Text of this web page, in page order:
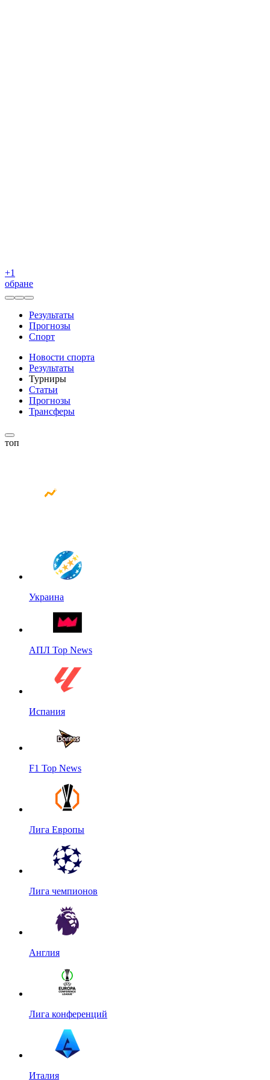
+1
обране
Результаты
Прогнозы
Спорт
Новости спорта
Результаты
Турниры
Статьи
Прогнозы
Трансферы
топ
Украина
АПЛ Top News
Испания
F1 Top News
Лига Европы
Лига чемпионов
Англия
Лига конференций
Италия